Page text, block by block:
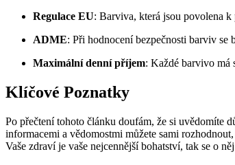
Regulace EU: Barviva, která jsou povolena
ADME: Při hodnocení bezpečnosti barviv
Maximální denní příjem: Každé barvivo má
Klíčové Poznatky
Po přečtení tohoto článku doufám, že si uvědomíte
informacemi a vědomostmi můžete sami
Vaše zdraví je vaše nejcennější bohatství, tak se o